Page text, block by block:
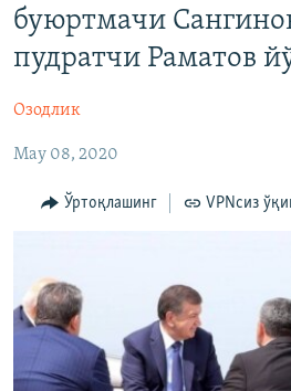
ўтинг
На русском
буюртмачи
пудратчи Раматов
Озодлик
May 08, 2020
Ўртоқлашинг VPNсиз